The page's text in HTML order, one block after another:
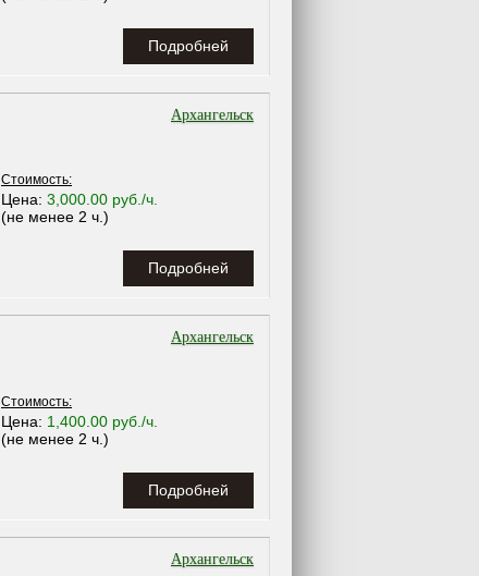
Подробней
Архангельск
Стоимость:
Цена: 3,000.00 руб./ч.
(не менее 2 ч.)
Подробней
Архангельск
Стоимость:
Цена: 1,400.00 руб./ч.
(не менее 2 ч.)
Подробней
Архангельск